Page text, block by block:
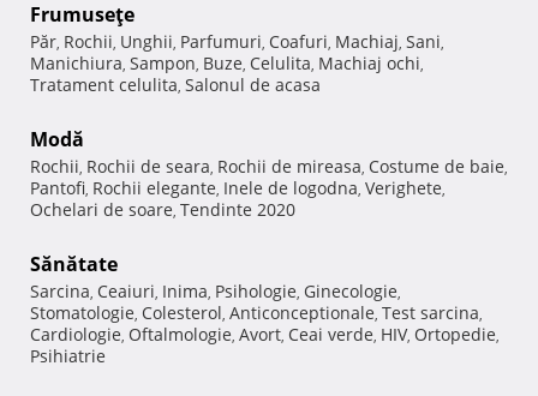
Frumuseţe
Păr, Rochii, Unghii, Parfumuri, Coafuri, Machiaj, Sani,
Manichiura, Sampon, Buze, Celulita, Machiaj ochi,
Tratament celulita, Salonul de acasa
Modă
Rochii, Rochii de seara, Rochii de mireasa, Costume de baie,
Pantofi, Rochii elegante, Inele de logodna, Verighete,
Ochelari de soare, Tendinte 2020
Sănătate
Sarcina, Ceaiuri, Inima, Psihologie, Ginecologie,
Stomatologie, Colesterol, Anticonceptionale, Test sarcina,
Cardiologie, Oftalmologie, Avort, Ceai verde, HIV, Ortopedie,
Psihiatrie